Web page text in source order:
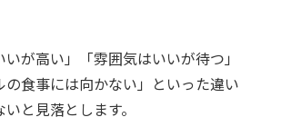
が高い」「雰囲気はいいが待つ」
の食事には向かない」といった違い
と見落とします。